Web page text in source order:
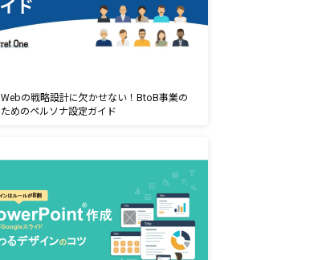
Webの戦略設計に欠かせない！BtoB事業の
ためのペルソナ設定ガイド